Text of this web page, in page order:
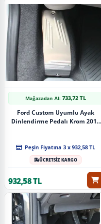
Mağazadan Al:733,72 TL
Ford Custom Uyumlu Ayak
Dinlendirme Pedalı Krom 2013
Peşin Fiyatına 3 x 932,58 TL
ÜCRETSİZ KARGO
932,58 TL